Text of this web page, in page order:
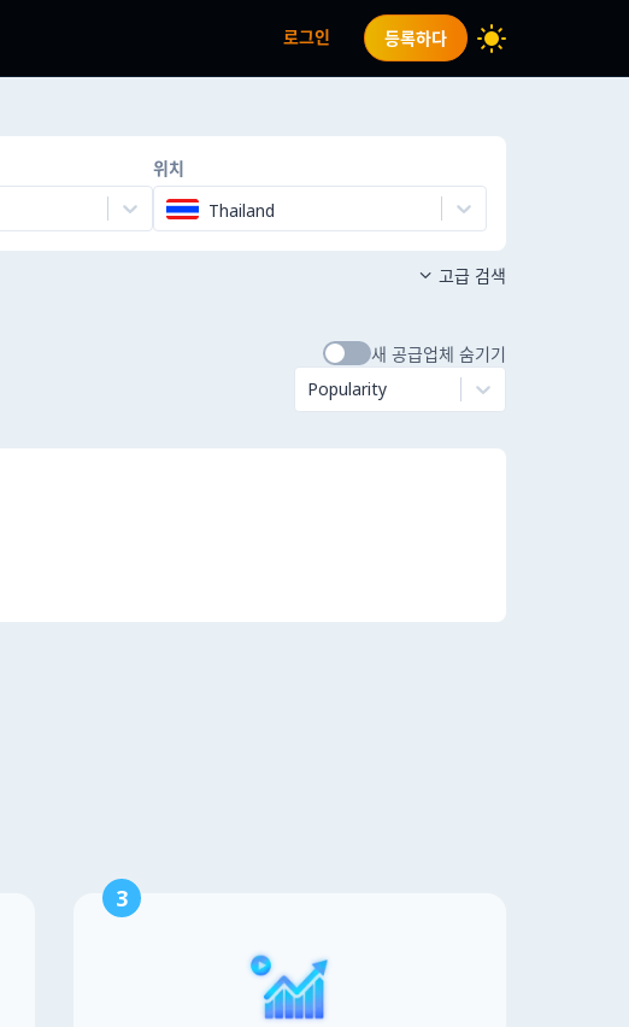
로그인 등록하다
위치
Thailand
 고급 검색
새 공급업체 숨기기
Popularity
3